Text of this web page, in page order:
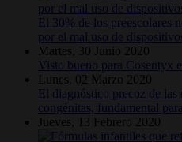
El 30% de los preescolares
por el mal uso de
Martes, 30 Junio 2020
Visto bueno para Cosentyx
Lunes, 02 Marzo 2020
El diagnóstico precoz de las
congénitas, fundamental
Jueves, 13 Febrero 2020